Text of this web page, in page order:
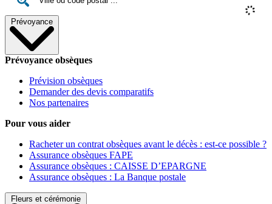
Prévoyance
Prévoyance obsèques
Prévision obsèques
Demander des devis comparatifs
Nos partenaires
Pour vous aider
Racheter un contrat obsèques avant le décès : est-ce possible ?
Assurance obsèques FAPE
Assurance obsèques : CAISSE D’EPARGNE
Assurance obsèques : La Banque postale
Fleurs et cérémonie